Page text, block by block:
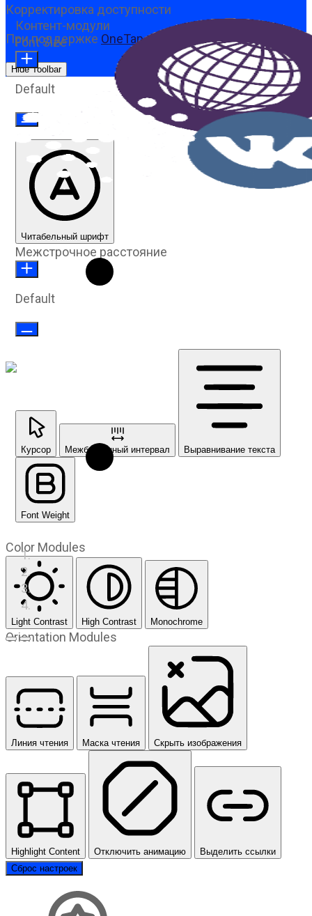
Предыдущий слайд
Следующий слайд
Корректировка доступности
При поддержке OneTap
Hide Toolbar
Контент-модули
Font Size
Default
Читабельный шрифт
Межстрочное расстояние
Default
Курсор Межбуквенный интервал Выравнивание текста
Font Weight
Color Modules
Light Contrast High Contrast Monochrome
Orientation Modules
Линия чтения Маска чтения Скрыть изображения
Highlight Content Отключить анимацию
Выделить ссылки
Сброс настроек